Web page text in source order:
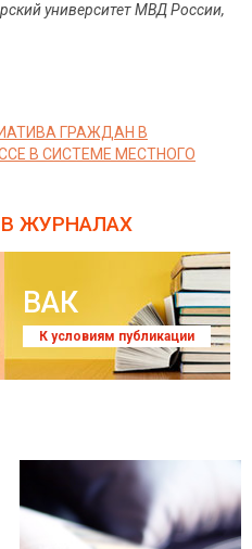
университет МВД России,
ГРАЖДАН В
В СИСТЕМЕ МЕСТНОГО
В ЖУРНАЛАХ
ВАК
К условиям публикации